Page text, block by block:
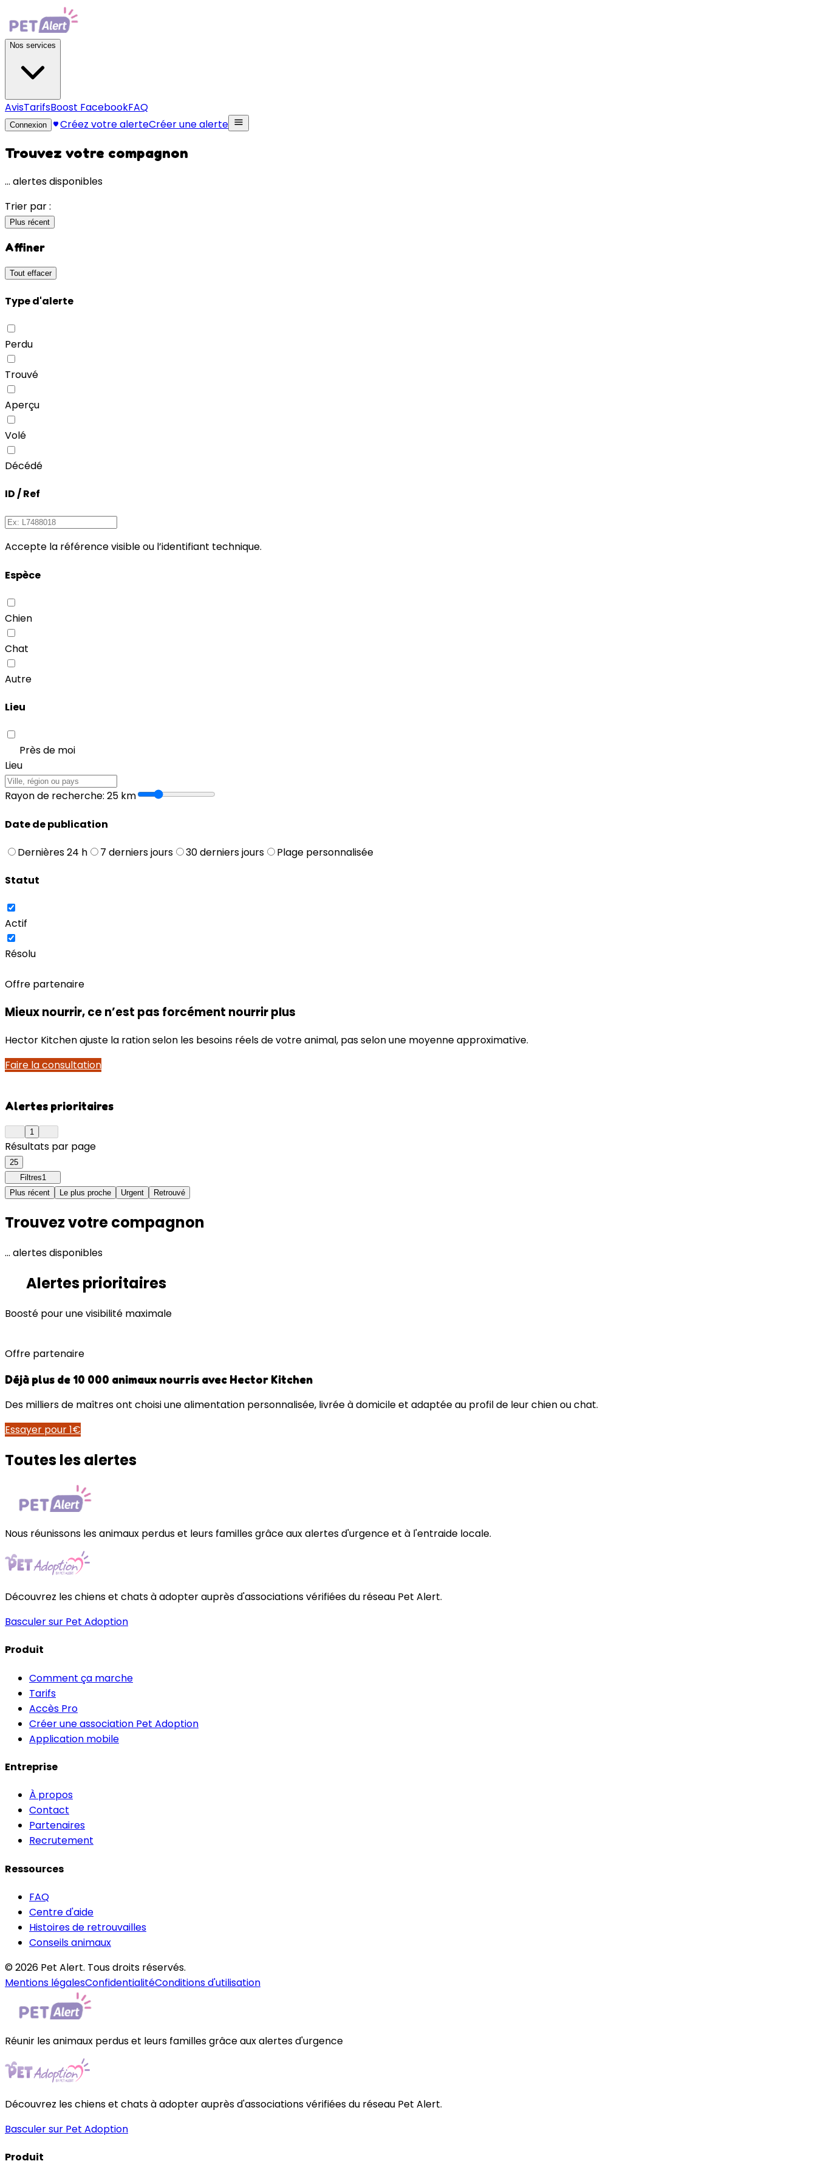
Nos services
AvisTarifsBoost FacebookFAQ
Connexion Créez votre alerteCréer une alerte
Trouvez votre compagnon
… alertes disponibles
Trier par :
Plus récent
Affiner
Tout effacer
Type d'alerte
Perdu
Trouvé
Aperçu
Volé
Décédé
ID / Ref
Accepte la référence visible ou l’identifiant technique.
Espèce
Chien
Chat
Autre
Lieu
Près de moi
Lieu
Rayon de recherche: 25 km
Date de publication
Dernières 24 h 7 derniers jours 30 derniers jours Plage personnalisée
Statut
Actif
Résolu
Offre partenaire
Mieux nourrir, ce n’est pas forcément nourrir plus
Hector Kitchen ajuste la ration selon les besoins réels de votre animal, pas selon une moyenne approximative.
Faire la consultation
Alertes prioritaires
1
Résultats par page
25
Filtres1
Plus récent
Le plus proche Urgent Retrouvé
Trouvez votre compagnon
… alertes disponibles
Alertes prioritaires
Boosté pour une visibilité maximale
Offre partenaire
Déjà plus de 10 000 animaux nourris avec Hector Kitchen
Des milliers de maîtres ont choisi une alimentation personnalisée, livrée à domicile et adaptée au profil de leur chien ou chat.
Essayer pour 1€
Toutes les alertes
Nous réunissons les animaux perdus et leurs familles grâce aux alertes d'urgence et à l'entraide locale.
Découvrez les chiens et chats à adopter auprès d'associations vérifiées du réseau Pet Alert.
Basculer sur Pet Adoption
Produit
Comment ça marche
Tarifs
Accès Pro
Créer une association Pet Adoption
Application mobile
Entreprise
À propos
Contact
Partenaires
Recrutement
Ressources
FAQ
Centre d'aide
Histoires de retrouvailles
Conseils animaux
© 2026 Pet Alert. Tous droits réservés.
Mentions légalesConfidentialitéConditions d'utilisation
Réunir les animaux perdus et leurs familles grâce aux alertes d'urgence
Découvrez les chiens et chats à adopter auprès d'associations vérifiées du réseau Pet Alert.
Basculer sur Pet Adoption
Produit